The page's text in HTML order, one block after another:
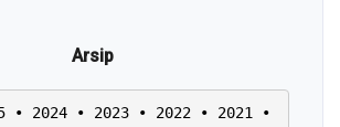
Arsip
• 2024 • 2023 • 2022 • 2021